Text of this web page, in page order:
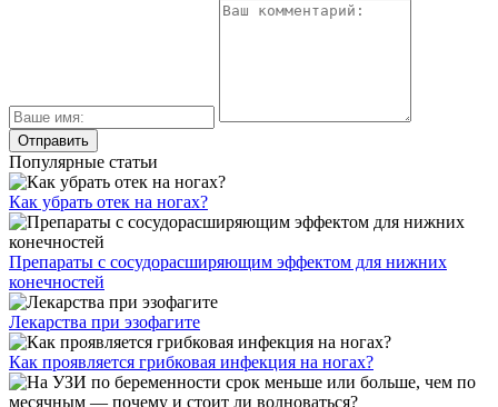
Популярные статьи
Как убрать отек на ногах?
Препараты с сосудорасширяющим эффектом для нижних
конечностей
Лекарства при эзофагите
Как проявляется грибковая инфекция на ногах?